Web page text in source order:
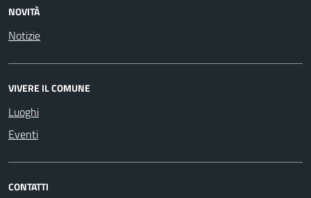
NOVITÀ
Notizie
VIVERE IL COMUNE
Luoghi
Eventi
CONTATTI